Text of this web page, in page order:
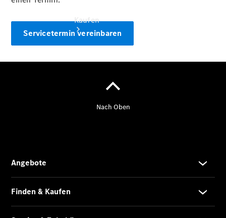
Kaufen
Gebrauchtwagensuche
Servicetermin vereinbaren